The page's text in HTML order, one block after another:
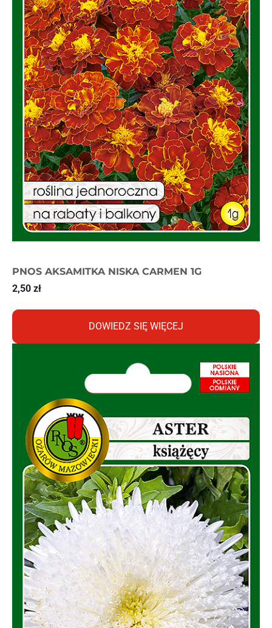
PNOS AKSAMITKA NISKA CARMEN 1G
2,50 zł
DOWIEDZ SIĘ WIĘCEJ